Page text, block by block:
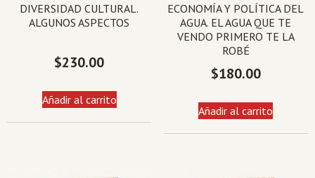
DIVERSIDAD CULTURAL.
ALGUNOS ASPECTOS
$230.00
Añadir al carrito
ECONOMÍA Y POLÍTICA DEL
AGUA. EL AGUA QUE TE
VENDO PRIMERO TE LA
ROBÉ
$180.00
Añadir al carrito